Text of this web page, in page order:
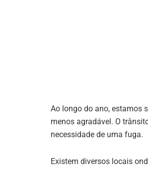
Ao longo do ano, estamos
menos agradável. O
necessidade de uma fuga.
Existem diversos locais